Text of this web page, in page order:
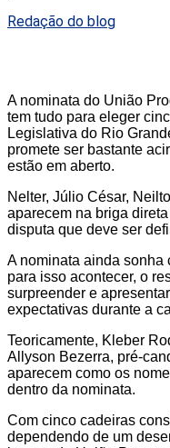
Redação do blog
A nominata do União
tem tudo para eleger
Legislativa do Rio
promete ser bastante
estão em aberto.
Nelter, Júlio César,
aparecem na briga
disputa que deve ser
A nominata ainda sonha
para isso acontecer, o
surpreender e
expectativas durante a
Teoricamente, Kleber
Allyson Bezerra, pré-
aparecem como os
dentro da nominata.
Com cinco cadeiras
dependendo de um